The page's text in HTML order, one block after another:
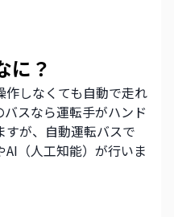
に？
作しなくても自動で走れ
スなら運転手がハンド
すが、自動運転バスで
（人工知能）が行いま